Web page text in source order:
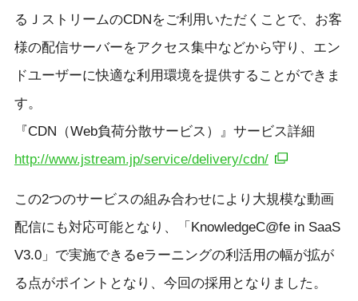
るＪストリームのCDNをご利用いただくことで、お客
様の配信サーバーをアクセス集中などから守り、エン
ドユーザーに快適な利用環境を提供することができま
す。
『CDN（Web負荷分散サービス）』サービス詳細
http://www.jstream.jp/service/delivery/cdn/
この2つのサービスの組み合わせにより大規模な動画
配信にも対応可能となり、「KnowledgeC@fe in SaaS
V3.0」で実施できるeラーニングの利活用の幅が拡が
る点がポイントとなり、今回の採用となりました。